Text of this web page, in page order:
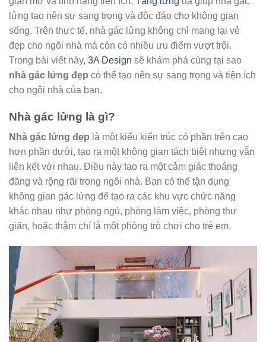
lửng tạo nên sự sang trọng và độc đáo cho không gian
sống. Trên thực tế, nhà gác lửng không chỉ mang lại vẻ
đẹp cho ngôi nhà mà còn có nhiều ưu điểm vượt trội.
Trong bài viết này, 3A Design sẽ khám phá cùng tại sao
nhà gác lửng đẹp có thể tạo nên sự sang trọng và tiện ích
cho ngôi nhà của bạn.
Nhà gác lửng là gì?
Nhà gác lửng đẹp là một kiểu kiến trúc có phần trên cao
hơn phần dưới, tạo ra một không gian tách biệt nhưng vẫn
liên kết với nhau. Điều này tạo ra một cảm giác thoáng
đãng và rộng rãi trong ngôi nhà. Bạn có thể tận dụng
không gian gác lửng để tạo ra các khu vực chức năng
khác nhau như phòng ngủ, phòng làm việc, phòng thư
giãn, hoặc thậm chí là một phòng trò chơi cho trẻ em.